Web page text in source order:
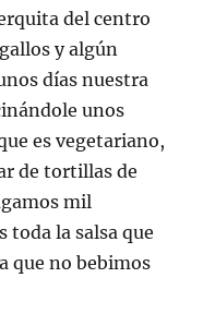
del centro
y algún
días nuestra
unos
es vegetariano,
de tortillas de
mil
toda la salsa que
que no bebimos